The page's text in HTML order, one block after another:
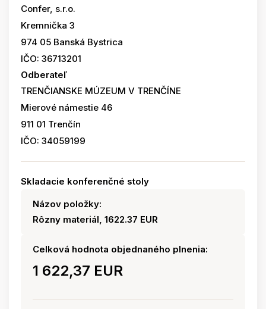
Confer, s.r.o.
Kremnička 3
974 05 Banská Bystrica
IČO: 36713201
Odberateľ
TRENČIANSKE MÚZEUM V TRENČÍNE
Mierové námestie 46
911 01 Trenčín
IČO: 34059199
Skladacie konferenčné stoly
Názov položky:
Rôzny materiál, 1622.37 EUR
Celková hodnota objednaného plnenia:
1 622,37 EUR